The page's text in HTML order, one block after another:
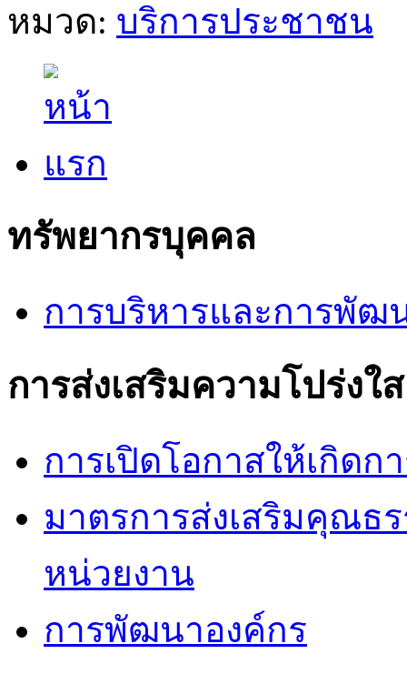
หมวด: บริการประชาชน
ทรัพยากรบุคคล
การบริหารและการพัฒ
การส่งเสริมความโปร่งใส
การเปิดโอกาสให้เกิดก
มาตรการส่งเสริมคุณธ
หน่วยงาน
การพัฒนาองค์กร